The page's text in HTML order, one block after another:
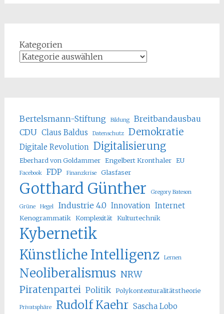
Kategorien
Bertelsmann-Stiftung Bildung
Breitbandausbau
CDU Claus Baldus Datenschutz Demokratie
Digitale Revolution Digitalisierung
Eberhard von Goldammer Engelbert Kronthaler EU
Facebook FDP Finanzkrise Glasfaser
Gotthard Günther Gregory Bateson
Grüne Hegel Industrie 4.0 Innovation Internet
Kenogrammatik Komplexität Kulturtechnik
Kybernetik
Künstliche Intelligenz Lernen
Neoliberalismus NRW
Piratenpartei Politik Polykontexturalitätstheorie
Privatsphäre Rudolf Kaehr Sascha Lobo